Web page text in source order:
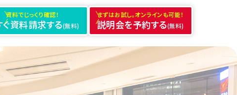
資料でじっくり確認！
ぐ資料請求する(無料)
まずはお試し。オンラインも可能！
説明会を予約する(無料)